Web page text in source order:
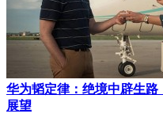
华为韬定律：绝境中辟生
展望